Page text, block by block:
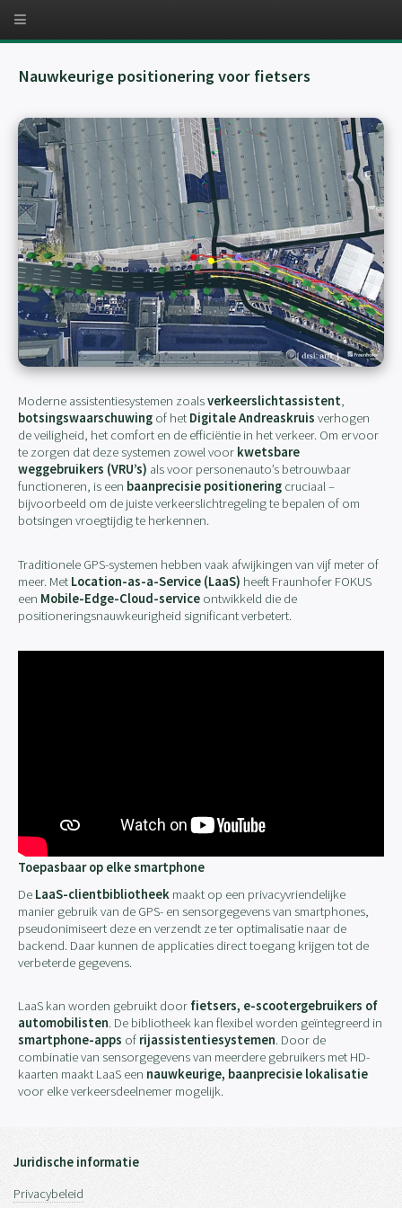
Nauwkeurige positionering voor fietsers
Moderne assistentiesystemen zoalsverkeerslichtassistent,
botsingswaarschuwing of het Digitale Andreaskruis verhogen
de veiligheid, het comfort en de efficiëntie in het verkeer. Om ervoor
te zorgen dat deze systemen zowel voor kwetsbare
weggebruikers (VRU’s) als voor personenauto’s betrouwbaar
functioneren, is een baanprecisie positionering cruciaal –
bijvoorbeeld om de juiste verkeerslichtregeling te bepalen of om
botsingen vroegtijdig te herkennen.
Traditionele GPS-systemen hebben vaak afwijkingen van vijf meter of
meer. Met Location-as-a-Service (LaaS) heeft Fraunhofer FOKUS
een Mobile-Edge-Cloud-service ontwikkeld die de
positioneringsnauwkeurigheid significant verbetert.
Toepasbaar op elke smartphone
De LaaS-clientbibliotheek maakt op een privacyvriendelijke
manier gebruik van de GPS- en sensorgegevens van smartphones,
pseudonimiseert deze en verzendt ze ter optimalisatie naar de
backend. Daar kunnen de applicaties direct toegang krijgen tot de
verbeterde gegevens.
LaaS kan worden gebruikt door fietsers, e-scootergebruikers of
automobilisten. De bibliotheek kan flexibel worden geïntegreerd in
smartphone-apps of rijassistentiesystemen. Door de
combinatie van sensorgegevens van meerdere gebruikers met HD-
kaarten maakt LaaS een nauwkeurige, baanprecisie lokalisatie
voor elke verkeersdeelnemer mogelijk.
Juridische informatie
Privacybeleid